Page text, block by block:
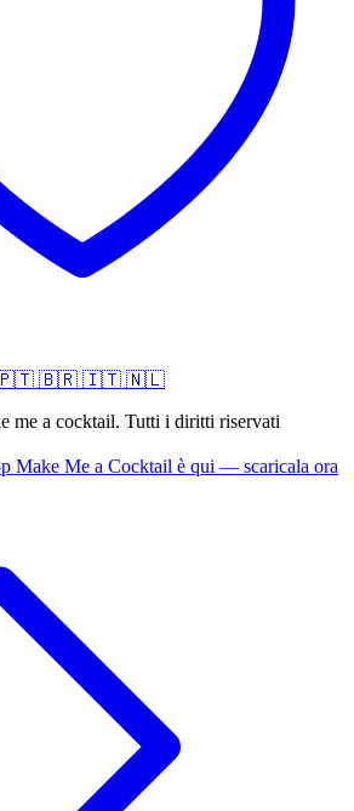
🇧🇷 🇮🇹 🇳🇱
me a cocktail. Tutti i diritti riservati
Make Me a Cocktail è qui — scaricala ora